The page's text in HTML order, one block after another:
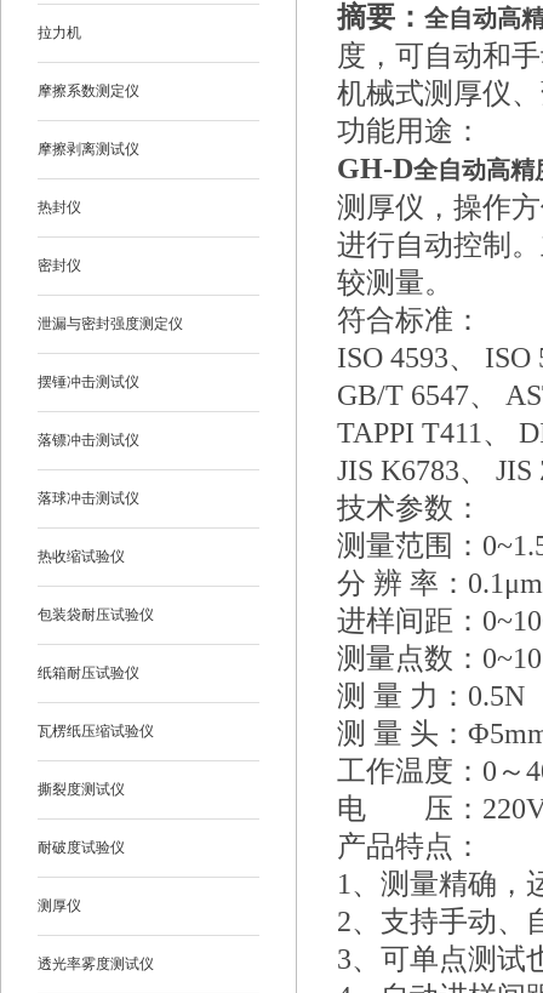
拉力机
摩擦系数测定仪
摩擦剥离测试仪
热封仪
密封仪
泄漏与密封强度测定仪
摆锤冲击测试仪
落镖冲击测试仪
落球冲击测试仪
热收缩试验仪
包装袋耐压试验仪
纸箱耐压试验仪
瓦楞纸压缩试验仪
撕裂度测试仪
耐破度试验仪
测厚仪
透光率雾度测试仪
摘要： 全自动高
度，可自动和
机械式测厚仪
功能用途：
GH-D全自动高精
测厚仪，操作
进行自动控制
较测量。
符合标准：
ISO 4593、
GB/T 6547、
TAPPI T411、
JIS K6783、
技术参数：
测量范围：
分 辨 率：0.1μm
进样间距：
测量点数：
测 量 力：0.5N
测 量 头：
工作温度：0～
电 压：220V
产品特点：
1、测量精确，
2、支持手动、
3、可单点测试